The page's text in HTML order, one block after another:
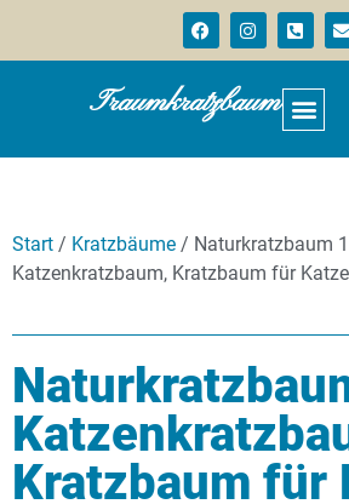
Traumkratzbaum
Start / Kratzbäume / Naturkratzbaum
Katzenkratzbaum, Kratzbaum für
Kratzbaum für